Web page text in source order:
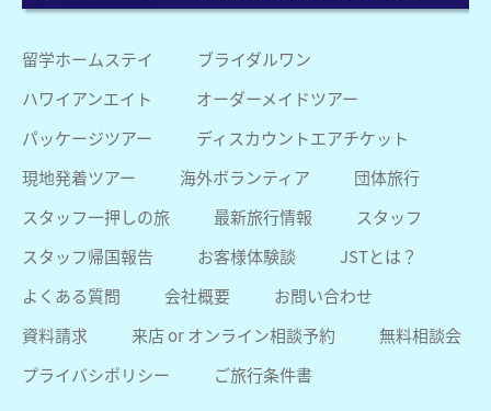
留学ホームステイ
ブライダルワン
ハワイアンエイト
オーダーメイドツアー
パッケージツアー
ディスカウントエアチケット
現地発着ツアー
海外ボランティア
団体旅行
スタッフ一押しの旅
最新旅行情報
スタッフ
スタッフ帰国報告
お客様体験談
JSTとは？
よくある質問
会社概要
お問い合わせ
資料請求
来店 or オンライン相談予約
無料相談会
プライバシポリシー
ご旅行条件書